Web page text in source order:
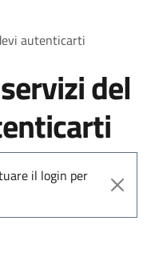
autenticarti
del
il login per